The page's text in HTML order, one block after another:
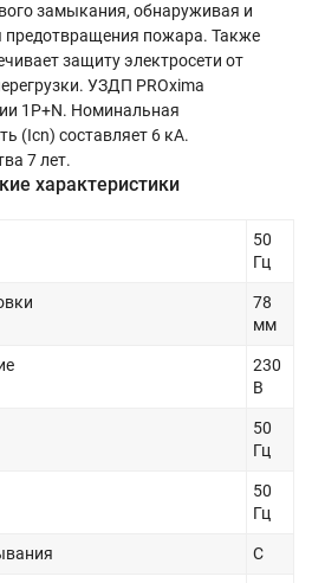
замыкания, обнаруживая и
предотвращения пожара. Также
защиту электросети от
УЗДП PROxima
1Р+N. Номинальная
(Icn) составляет 6 кА.
7 лет.
характеристики
50
Гц
78
мм
230
В
50
Гц
50
Гц
C